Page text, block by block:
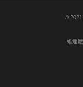
© 2021
維運廠